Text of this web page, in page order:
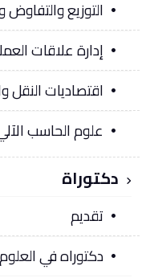
التوزيع والتفاوض
إدارة علاقات
اقتصاديات النقل
علوم الحاسب
دكتوراة
تقديم
دكتوراه في العلوم